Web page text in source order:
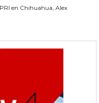
en Chihuahua, Alex